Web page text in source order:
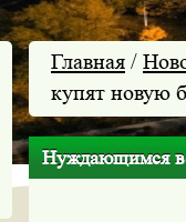
Главная /
купят новую
Нуждающимся